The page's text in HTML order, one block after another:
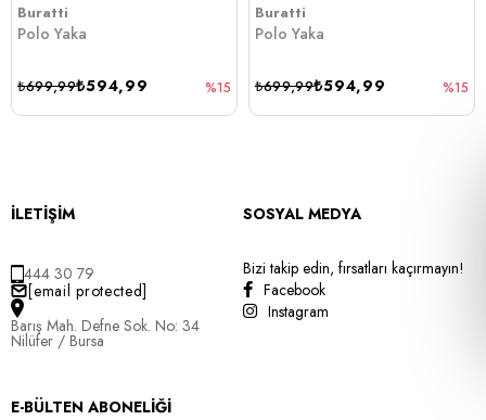
Buratti
Polo Yaka
₺594,99
₺699,99 %15
Buratti
Polo Yaka
₺594,99
₺699,99 %15
İLETİŞİM
444 30 79
[email protected]
Barış Mah. Defne Sok. No: 34
Nilüfer / Bursa
SOSYAL MEDYA
Bizi takip edin, fırsatları kaçırmayın!
Facebook
Instagram
E-BÜLTEN ABONELİĞİ